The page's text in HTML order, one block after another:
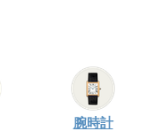
腕時計